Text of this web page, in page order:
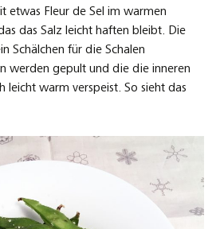
etwas Fleur de Sel im warmen
das Salz leicht haften bleibt. Die
Schälchen für die Schalen
werden gepult und die die inneren
leicht warm verspeist. So sieht das